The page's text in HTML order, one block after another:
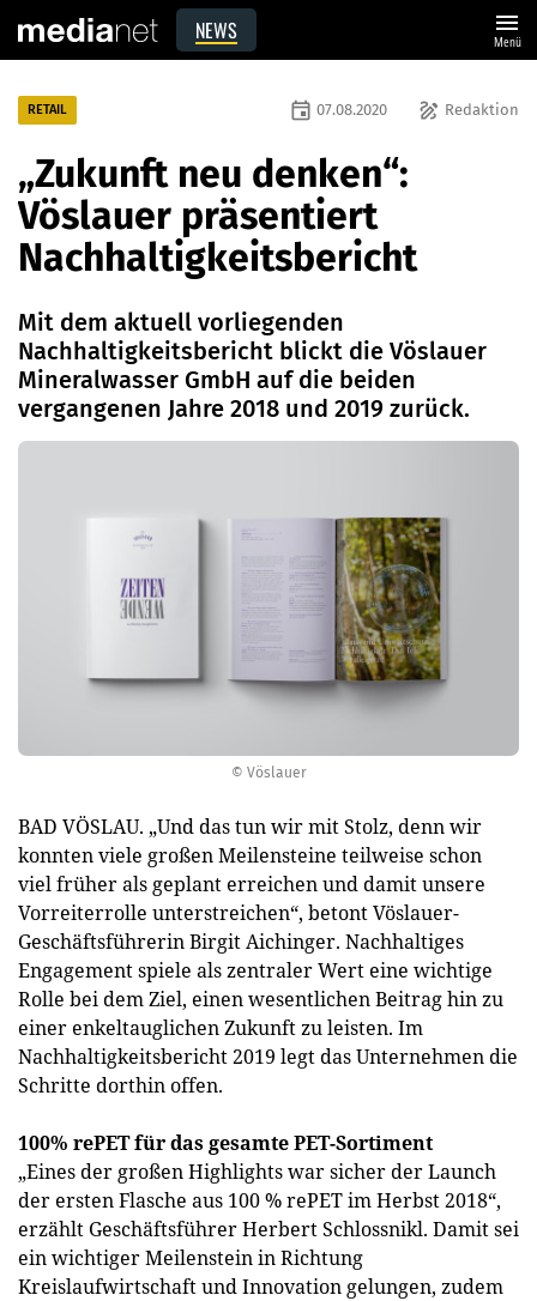
NEWS menu
Menü
© Vöslauer
RETAIL draw Redaktion
event 07.08.2020
„Zukunft neu denken“:
Vöslauer präsentiert
Nachhaltigkeitsbericht
Mit dem aktuell vorliegenden
Nachhaltigkeitsbericht blickt die Vöslauer
Mineralwasser GmbH auf die beiden
vergangenen Jahre 2018 und 2019 zurück.
BAD VÖSLAU. „Und das tun wir mit Stolz, denn wir
konnten viele großen Meilensteine teilweise schon
viel früher als geplant erreichen und damit unsere
Vorreiterrolle unterstreichen“, betont Vöslauer-
Geschäftsführerin Birgit Aichinger. Nachhaltiges
Engagement spiele als zentraler Wert eine wichtige
Rolle bei dem Ziel, einen wesentlichen Beitrag hin zu
einer enkeltauglichen Zukunft zu leisten. Im
Nachhaltigkeitsbericht 2019 legt das Unternehmen die
Schritte dorthin offen.
100% rePET für das gesamte PET-Sortiment
„Eines der großen Highlights war sicher der Launch
der ersten Flasche aus 100 % rePET im Herbst 2018“,
erzählt Geschäftsführer Herbert Schlossnikl. Damit sei
ein wichtiger Meilenstein in Richtung
Kreislaufwirtschaft und Innovation gelungen, zudem